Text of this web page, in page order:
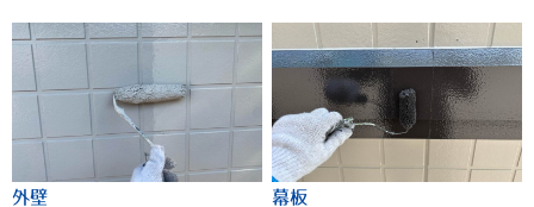
外壁
幕板